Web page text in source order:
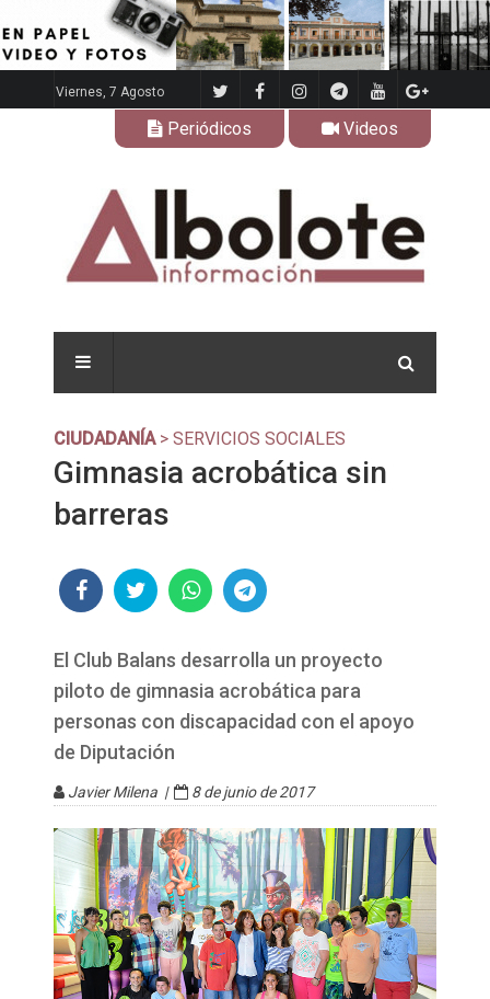
Viernes, 7 Agosto
Periódicos Videos
CIUDADANÍA> SERVICIOS SOCIALES
Gimnasia acrobática sin
barreras
El Club Balans desarrolla un proyecto
piloto de gimnasia acrobática para
personas con discapacidad con el apoyo
de Diputación
Javier Milena | 8 de junio de 2017